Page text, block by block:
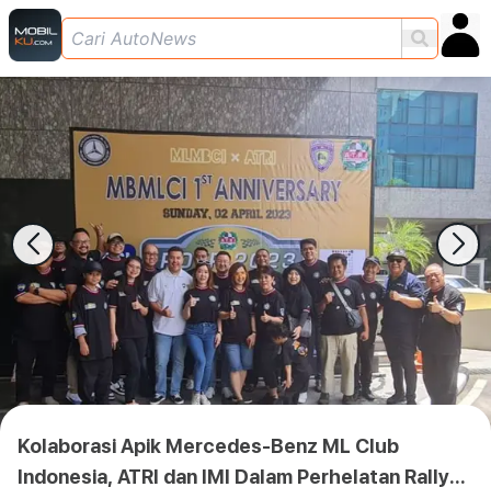
Kolaborasi Apik Mercedes-Benz ML Club
Indonesia, ATRI dan IMI Dalam Perhelatan Rally